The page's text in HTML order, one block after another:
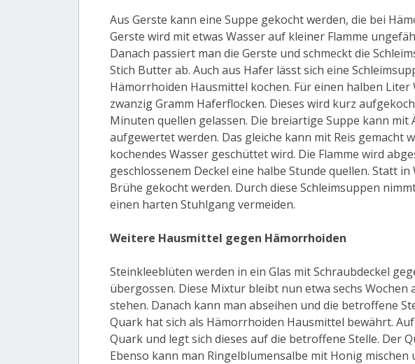
Aus Gerste kann eine Suppe gekocht werden, die bei
Gerste wird mit etwas Wasser auf kleiner Flamme
Danach passiert man die Gerste und schmeckt die
Stich Butter ab. Auch aus Hafer lässt sich eine
Hämorrhoiden Hausmittel kochen. Für einen halben
zwanzig Gramm Haferflocken. Dieses wird kurz
Minuten quellen gelassen. Die breiartige Suppe kann mit
aufgewertet werden. Das gleiche kann mit Reis gemacht
kochendes Wasser geschüttet wird. Die Flamme wird
geschlossenem Deckel eine halbe Stunde quellen. Statt
Brühe gekocht werden. Durch diese Schleimsuppen
einen harten Stuhlgang vermeiden.
Weitere Hausmittel gegen Hämorrhoiden
Steinkleeblüten werden in ein Glas mit Schraubdeckel
übergossen. Diese Mixtur bleibt nun etwa sechs Wochen
stehen. Danach kann man abseihen und die betroffene
Quark hat sich als Hämorrhoiden Hausmittel bewährt.
Quark und legt sich dieses auf die betroffene Stelle. Der
Ebenso kann man Ringelblumensalbe mit Honig mischen